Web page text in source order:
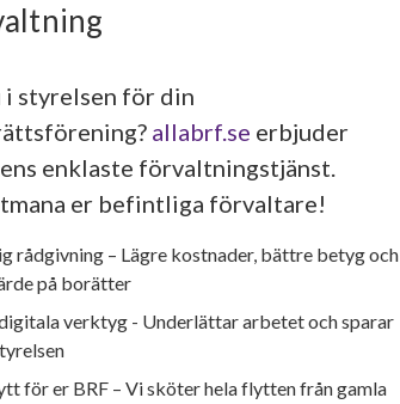
styrelsen för din
allabrf.se erbjuder
enklaste förvaltningstjänst.
er befintliga förvaltare!
rådgivning – Lägre kostnader, bättre betyg och
på borätter
verktyg - Underlättar arbetet och sparar
för er BRF – Vi sköter hela flytten från gamla